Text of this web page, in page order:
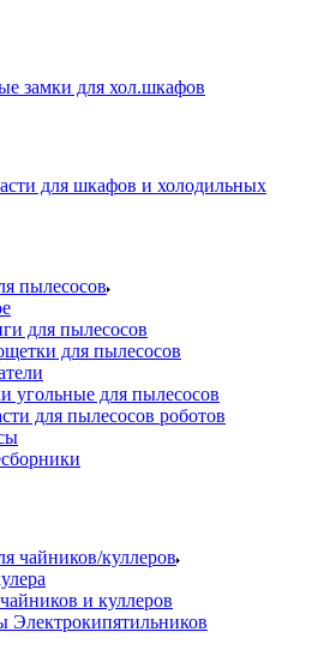
замки для хол.шкафов
для шкафов и холодильных
пылесосов
для пылесосов
для пылесосов
угольные для пылесосов
для пылесосов роботов
чайников/куллеров
и куллеров